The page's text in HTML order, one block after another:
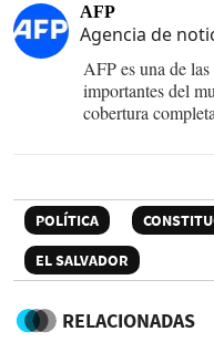
AFP
Agencia de
AFP es una de
importantes del
cobertura
POLÍTICA
EL SALVADOR
RELACIONADAS